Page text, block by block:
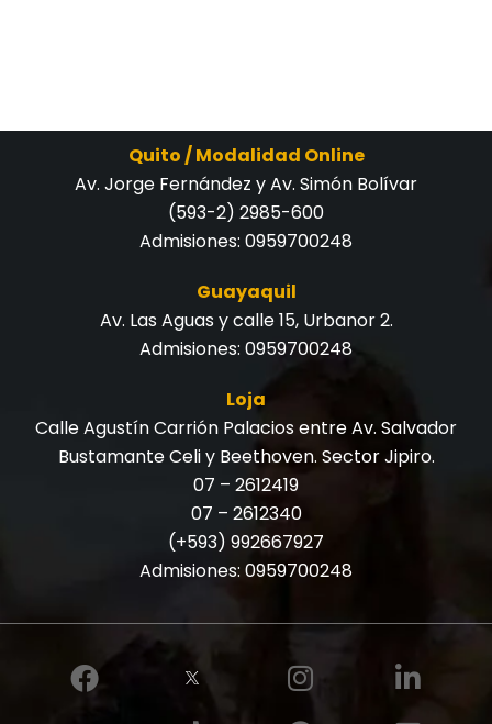
Quito / Modalidad Online
Av. Jorge Fernández y Av. Simón Bolívar
(593-2) 2985-600
Admisiones: 0959700248
Guayaquil
Av. Las Aguas y calle 15, Urbanor 2.
Admisiones: 0959700248
Loja
Calle Agustín Carrión Palacios entre Av. Salvador
Bustamante Celi y Beethoven. Sector Jipiro.
07 – 2612419
07 – 2612340
(+593) 992667927
Admisiones: 0959700248